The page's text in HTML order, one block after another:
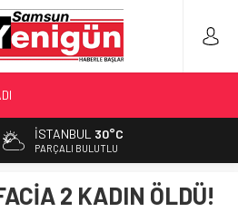
5’İNCİLİK!
YAPILAN EN BÜYÜK HATALAR
İSTANBUL 30°C
PARÇALI BULUTLU
2 KADIN ÖLDÜ!